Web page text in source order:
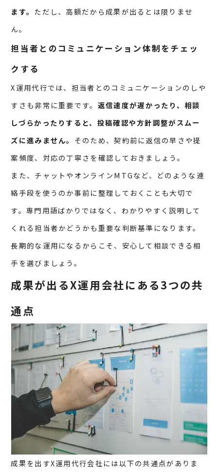
ます。 ただし、高額だから成果が出るとは限りませ
ん。
担当者とのコミュニケーション体制をチェッ
クする
X運用代行では、担当者とのコミュニケーションのしや
すさも非常に重要です。 返信速度が遅かったり、相談
しづらかったりすると、投稿確認や方針調整がスムー
ズに進みません。 そのため、契約前に返信の早さや提
案頻度、対応の丁寧さを確認しておきましょう。
また、チャットやオンラインMTGなど、どのような連
絡手段を使うのか事前に整理しておくことも大切で
す。専門用語ばかりではなく、わかりやすく説明して
くれる担当者かどうかも重要な判断基準になります。
長期的な運用になるからこそ、安心して相談できる相
手を選びましょう。
成果が出るX運用会社にある3つの共
通点
成果を出すX運用代行会社には以下の共通点がありま